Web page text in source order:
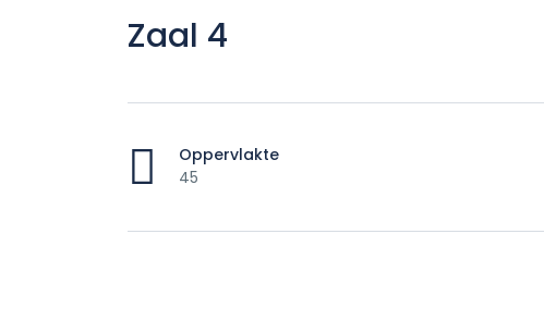
Zaal 4
Oppervlakte
45